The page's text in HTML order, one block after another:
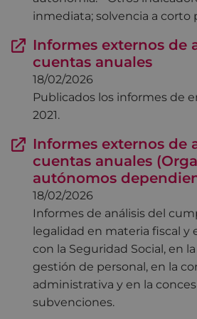
inmediata; solvencia a corto
Informes externos de
cuentas anuales
18/02/2026
Publicados los informes de
2021.
Informes externos de
cuentas anuales
autónomos
18/02/2026
Informes de análisis del
legalidad en materia fiscal y
con la Seguridad Social, en
gestión de personal, en la
administrativa y en la
subvenciones.